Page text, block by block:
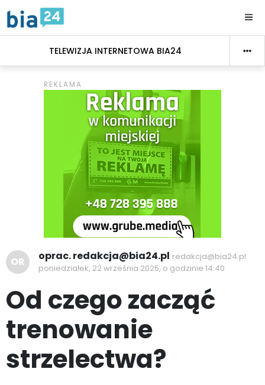
TELEWIZJA INTERNETOWA BIA24
OR oprac. redakcja@bia24.pl redakcja@bia24.pl
poniedziałek, 22 września 2025, o godzinie 14:40
Od czego zacząć
trenowanie
strzelectwa?